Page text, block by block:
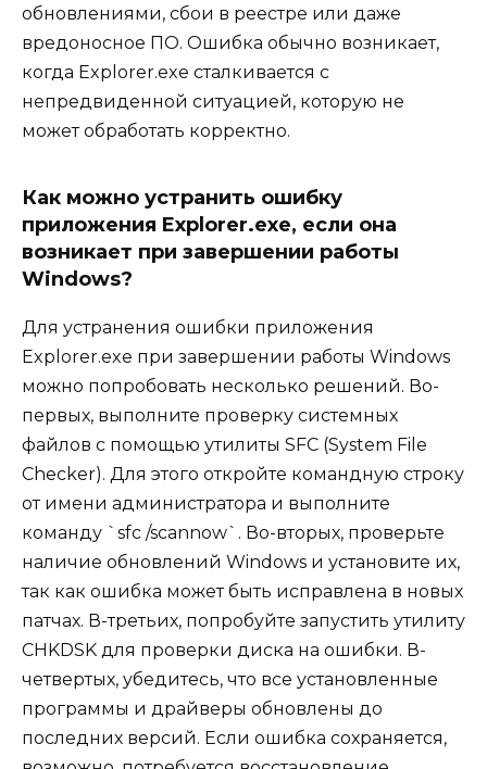
обновлениями, сбои в реестре или даже
вредоносное ПО. Ошибка обычно возникает,
когда Explorer.exe сталкивается с
непредвиденной ситуацией, которую не
может обработать корректно.
Как можно устранить ошибку
приложения Explorer.exe, если она
возникает при завершении работы
Windows?
Для устранения ошибки приложения
Explorer.exe при завершении работы Windows
можно попробовать несколько решений. Во-
первых, выполните проверку системных
файлов с помощью утилиты SFC (System File
Checker). Для этого откройте командную строку
от имени администратора и выполните
команду `sfc /scannow`. Во-вторых, проверьте
наличие обновлений Windows и установите их,
так как ошибка может быть исправлена в новых
патчах. В-третьих, попробуйте запустить утилиту
CHKDSK для проверки диска на ошибки. В-
четвертых, убедитесь, что все установленные
программы и драйверы обновлены до
последних версий. Если ошибка сохраняется,